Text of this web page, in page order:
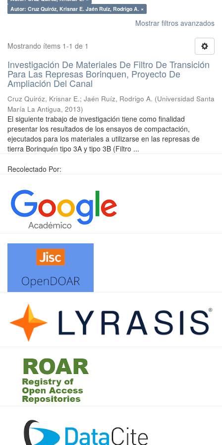
Autor: Cruz Quiróz, Krisnar E. Jaén Ruíz, Rodrigo A. ×
Mostrar filtros avanzados
Mostrando ítems 1-1 de 1
Investigación De Materiales De Filtro De Transición
Para Las Represas Borinquen, Proyecto De
Ampliación Del Canal
Cruz Quiróz, Krisnar E.; Jaén Ruíz, Rodrigo A. (Universidad Santa
María La Antigua, 2013)
El siguiente trabajo de investigación tiene como finalidad
presentar los resultados de los ensayos de compactación,
ejecutados para los materiales a utilizarse en las represas de
tierra Borinquén tipo 3A y tipo 3B (Filtro ...
Recolectado Por: